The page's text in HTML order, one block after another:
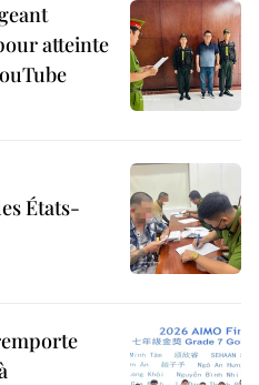
atteinte
États-